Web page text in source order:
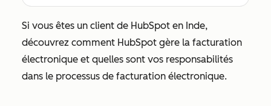
Si vous êtes un client de HubSpot en Inde,
découvrez comment HubSpot gère la facturation
électronique et quelles sont vos responsabilités
dans le processus de facturation électronique.